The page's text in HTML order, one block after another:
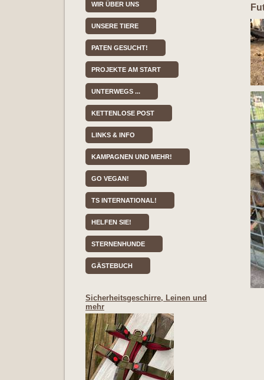
WIR ÜBER UNS
UNSERE TIERE
PATEN GESUCHT!
PROJEKTE AM START
UNTERWEGS ...
KETTENLOSE POST
LINKS & INFO
KAMPAGNEN UND MEHR!
GO VEGAN!
TS INTERNATIONAL!
HELFEN SIE!
STERNENHUNDE
GÄSTEBUCH
Sicherheitsgeschirre, Leinen und
mehr